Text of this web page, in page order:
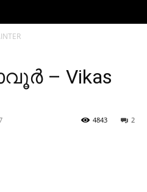
– Vikas
2
4843